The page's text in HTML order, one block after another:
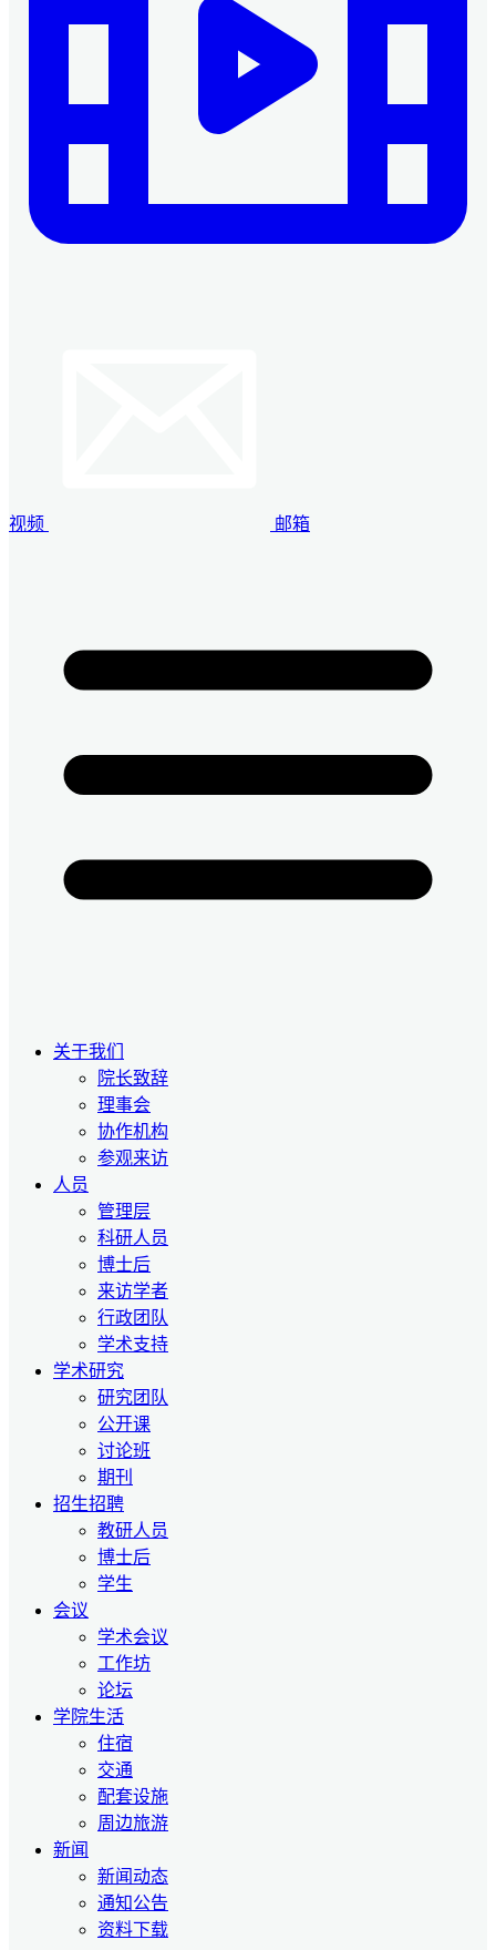
视频 邮箱
关于我们
院长致辞
理事会
协作机构
参观来访
人员
管理层
科研人员
博士后
来访学者
行政团队
学术支持
学术研究
研究团队
公开课
讨论班
期刊
招生招聘
教研人员
博士后
学生
会议
学术会议
工作坊
论坛
学院生活
住宿
交通
配套设施
周边旅游
新闻
新闻动态
通知公告
资料下载